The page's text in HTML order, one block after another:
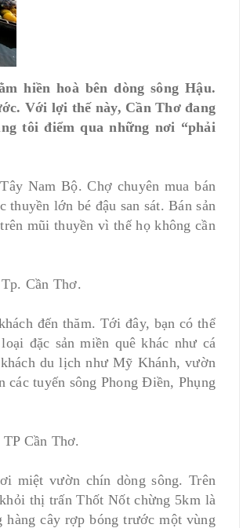
hiền hoà bên dòng sông Hậu.
Với lợi thế này, Cần Thơ đang
tôi điểm qua những nơi “phải
Nam Bộ. Chợ chuyên mua bán
thuyền lớn bé đậu san sát. Bán sản
mũi thuyền vì thế họ không cần
Cần Thơ.
đến thăm. Tới đây, bạn có thể
đặc sản miền quê khác như cá
du lịch như Mỹ Khánh, vườn
tuyến sông Phong Ðiền, Phụng
Cần Thơ.
miệt vườn chín dòng sông. Trên
thị trấn Thốt Nốt chừng 5km là
cây rợp bóng trước một vùng